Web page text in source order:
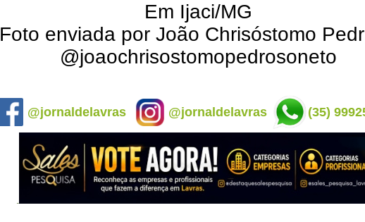
Em Ijaci/MG
Foto enviada por João Chrisóstomo
@joaochrisostomopedrosoneto
@jornaldelavras @jornaldelavras (35)